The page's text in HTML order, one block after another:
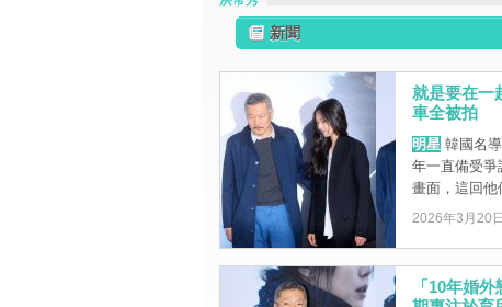
新聞
就是要在一
車全被拍
明星韓國名導
年一直備受爭
畫面，這回
2026年3月20
「10年婚